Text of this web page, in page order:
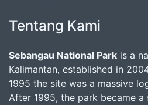
Tentang Kami
Sebangau National Park is a
Kalimantan, established in
1995 the site was a massive
After 1995, the park became